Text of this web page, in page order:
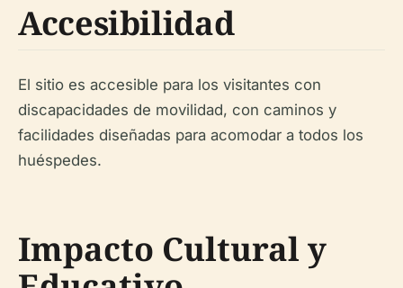
Accesibilidad
El sitio es accesible para los visitantes con
discapacidades de movilidad, con caminos y
facilidades diseñadas para acomodar a todos los
huéspedes.
Impacto Cultural y